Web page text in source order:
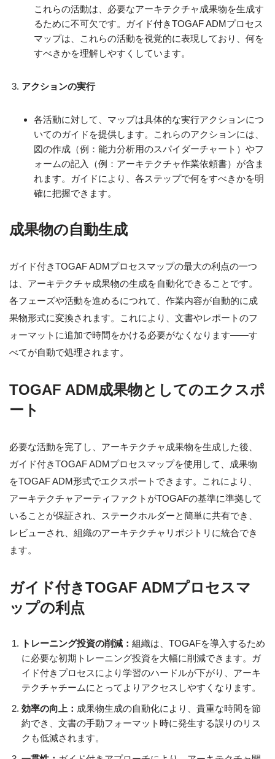
これらの活動は、必要なアーキテクチャ成果物を生成す
るために不可欠です。ガイド付きTOGAF ADMプロセス
マップは、これらの活動を視覚的に表現しており、何を
すべきかを理解しやすくしています。
アクションの実行
各活動に対して、マップは具体的な実行アクションにつ
いてのガイドを提供します。これらのアクションには、
図の作成（例：能力分析用のスパイダーチャート）やフ
ォームの記入（例：アーキテクチャ作業依頼書）が含ま
れます。ガイドにより、各ステップで何をすべきかを明
確に把握できます。
成果物の自動生成
ガイド付きTOGAF ADMプロセスマップの最大の利点の一つ
は、アーキテクチャ成果物の生成を自動化できることです。
各フェーズや活動を進めるにつれて、作業内容が自動的に成
果物形式に変換されます。これにより、文書やレポートのフ
ォーマットに追加で時間をかける必要がなくなります――す
べてが自動で処理されます。
TOGAF ADM成果物としてのエクスポ
ート
必要な活動を完了し、アーキテクチャ成果物を生成した後、
ガイド付きTOGAF ADMプロセスマップを使用して、成果物
をTOGAF ADM形式でエクスポートできます。これにより、
アーキテクチャアーティファクトがTOGAFの基準に準拠して
いることが保証され、ステークホルダーと簡単に共有でき、
レビューされ、組織のアーキテクチャリポジトリに統合でき
ます。
ガイド付きTOGAF ADMプロセスマ
ップの利点
トレーニング投資の削減： 組織は、TOGAFを導入するため
に必要な初期トレーニング投資を大幅に削減できます。ガ
イド付きプロセスにより学習のハードルが下がり、アーキ
テクチャチームにとってよりアクセスしやすくなります。
効率の向上： 成果物生成の自動化により、貴重な時間を節
約でき、文書の手動フォーマット時に発生する誤りのリス
クも低減されます。